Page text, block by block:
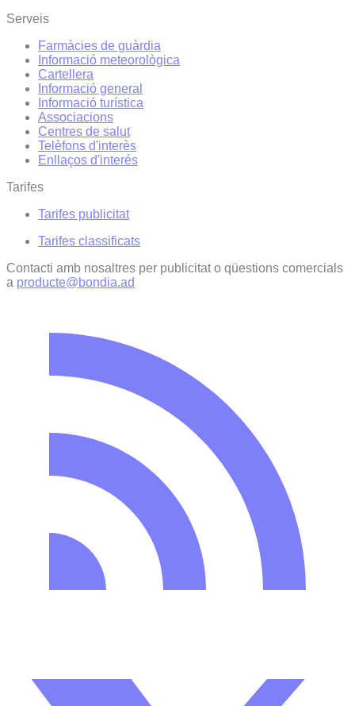
Serveis
Farmàcies de guàrdia
Informació meteorològica
Cartellera
Informació general
Informació turística
Associacions
Centres de salut
Telèfons d'interès
Enllaços d'interés
Tarifes
Tarifes publicitat
Tarifes classificats
Contacti amb nosaltres per publicitat o qüestions comercials
a producte@bondia.ad